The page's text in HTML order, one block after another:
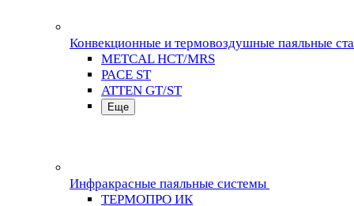
Конвекционные и термовоздушные паяльные
METCAL HCT/MRS
PACE ST
ATTEN GT/ST
Еще
Инфракрасные паяльные системы
ТЕРМОПРО ИК